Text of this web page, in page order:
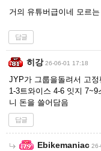
거의 유튜버급이네 모르
답글
히강 26-06-01 17:18
JYP가 그룹을돌려서 고정
1-3트와이스 4-6 잇지
니 돈을 쓸어담음
답글
Ebikemaniac